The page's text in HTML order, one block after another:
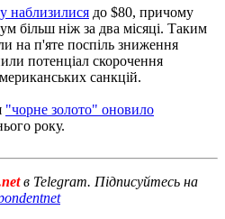
наблизилися до $80, причому
більш ніж за два місяці. Таким
на п'яте поспіль зниження
потенціал скорочення
санкцій.
"чорне золото" оновило
року.
в Telegram. Підписуйтесь на